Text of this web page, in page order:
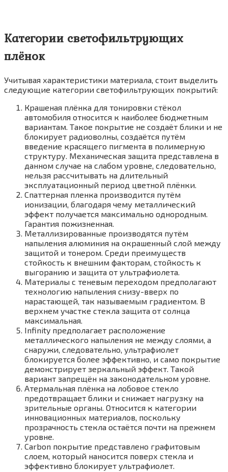
Категории светофильтрующих
плёнок
Учитывая характеристики материала, стоит выделить
следующие категории светофильтрующих покрытий:
Крашеная плёнка для тонировки стёкол
автомобиля относится к наиболее бюджетным
вариантам. Такое покрытие не создаёт блики и не
блокирует радиоволны, создаётся путём
введение красящего пигмента в полимерную
структуру. Механическая защита представлена в
данном случае на слабом уровне, следовательно,
нельзя рассчитывать на длительный
эксплуатационный период цветной плёнки.
Спаттерная пленка производится путём
ионизации, благодаря чему металлический
эффект получается максимально однородным.
Гарантия пожизненная.
Металлизированные производятся путём
напыления алюминия на окрашенный слой между
защитой и тонером. Среди преимуществ
стойкость к внешним факторам, стойкость к
выгоранию и защита от ультрафиолета.
Материалы с теневым переходом предполагают
технологию напыления снизу-вверх по
нарастающей, так называемым градиентом. В
верхнем участке стекла защита от солнца
максимальная.
Infinity предполагает расположение
металлического напыления не между слоями, а
снаружи, следовательно, ультрафиолет
блокируется более эффективно, и само покрытие
демонстрирует зеркальный эффект. Такой
вариант запрещён на законодательном уровне.
Атермальная плёнка на лобовое стекло
предотвращает блики и снижает нагрузку на
зрительные органы. Относится к категории
инновационных материалов, поскольку
прозрачность стекла остаётся почти на прежнем
уровне.
Carbon покрытие представлено графитовым
слоем, который наносится поверх стекла и
эффективно блокирует ультрафиолет.